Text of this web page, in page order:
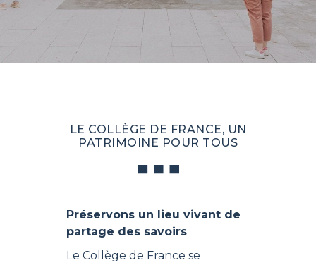
LE COLLÈGE DE FRANCE, UN
PATRIMOINE POUR TOUS
Préservons un lieu vivant de
partage des savoirs
Le Collège de France se